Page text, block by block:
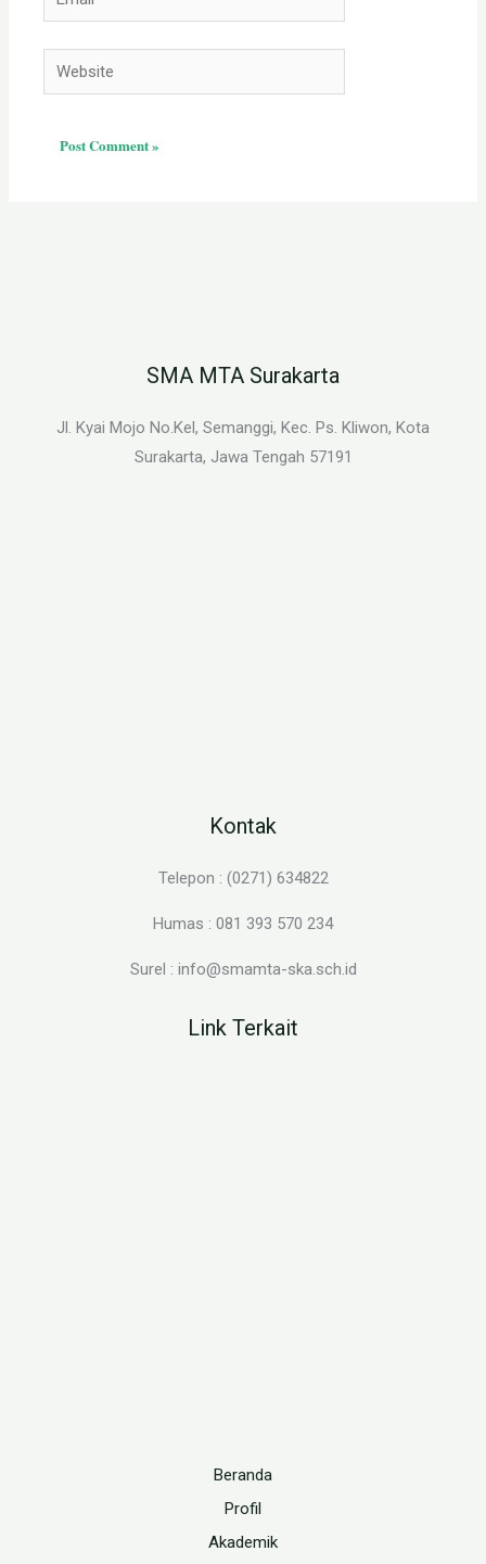
Website
SMA MTA Surakarta
Jl. Kyai Mojo No.Kel, Semanggi, Kec. Ps. Kliwon, Kota
Surakarta, Jawa Tengah 57191
Kontak
Telepon : (0271) 634822
Humas : 081 393 570 234
Surel : info@smamta-ska.sch.id
Link Terkait
Beranda
Profil
Akademik